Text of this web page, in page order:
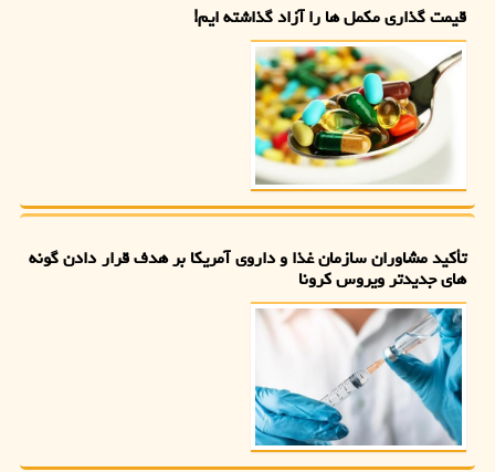
قیمت گذاری مکمل ها را آزاد گذاشته ایم!
تأکید مشاوران سازمان غذا و داروی آمریکا بر هدف قرار دادن گونه
های جدیدتر ویروس کرونا